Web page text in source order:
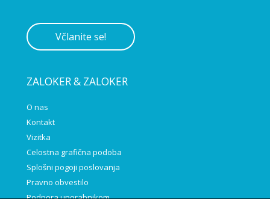
Včlanite se!
ZALOKER & ZALOKER
O nas
Kontakt
Vizitka
Celostna grafična podoba
Splošni pogoji poslovanja
Pravno obvestilo